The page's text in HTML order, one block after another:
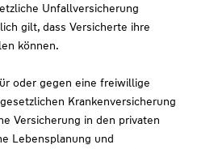
Unfallversicherung
gilt, dass Versicherte ihre
können.
oder gegen eine freiwillige
Krankenversicherung
Versicherung in den privaten
Lebensplanung und